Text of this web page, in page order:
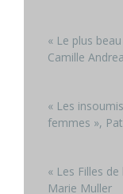
« Le plus
Camille Andrea
« Les
femmes »,
« Les Filles
Marie Muller